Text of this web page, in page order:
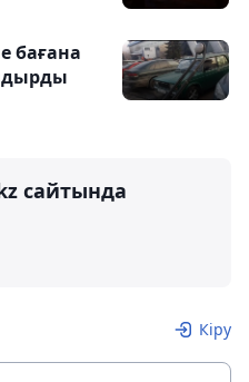
бағана
сайтында
Кіру